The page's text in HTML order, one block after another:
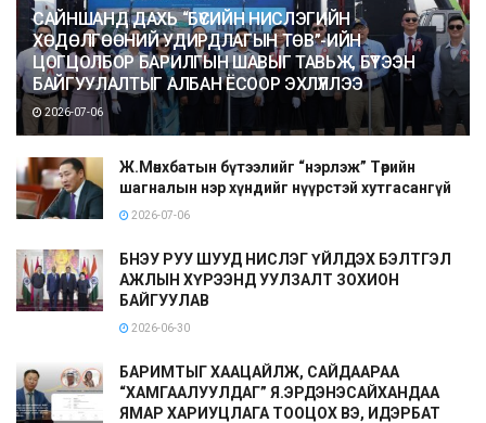
САЙНШАНД ДАХЬ “БҮСИЙН НИСЛЭГИЙН
ХӨДӨЛГӨӨНИЙ УДИРДЛАГЫН ТӨВ”-ИЙН
ЦОГЦОЛБОР БАРИЛГЫН ШАВЫГ ТАВЬЖ, БҮТЭЭН
БАЙГУУЛАЛТЫГ АЛБАН ЁСООР ЭХЛҮҮЛЛЭЭ
2026-07-06
Ж.Мөнхбатын бүтээлийг “нэрлэж” Төрийн
шагналын нэр хүндийг нүүрстэй хутгасангүй
2026-07-06
БНЭУ РУУ ШУУД НИСЛЭГ ҮЙЛДЭХ БЭЛТГЭЛ
АЖЛЫН ХҮРЭЭНД УУЛЗАЛТ ЗОХИОН
БАЙГУУЛАВ
2026-06-30
БАРИМТЫГ ХААЦАЙЛЖ, САЙДААРАА
“ХАМГААЛУУЛДАГ” Я.ЭРДЭНЭСАЙХАНДАА
ЯМАР ХАРИУЦЛАГА ТООЦОХ ВЭ, ИДЭРБАТ